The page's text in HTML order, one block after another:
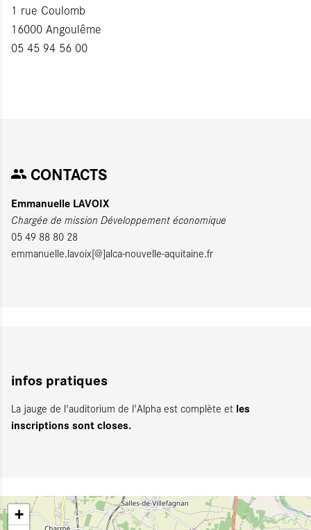
1 rue Coulomb
16000 Angoulême
05 45 94 56 00
CONTACTS
Emmanuelle LAVOIX
Chargée de mission Développement économique
05 49 88 80 28
emmanuelle.lavoix[@]alca-nouvelle-aquitaine.fr
infos pratiques
La jauge de l'auditorium de l'Alpha est complète et les
inscriptions sont closes.
+